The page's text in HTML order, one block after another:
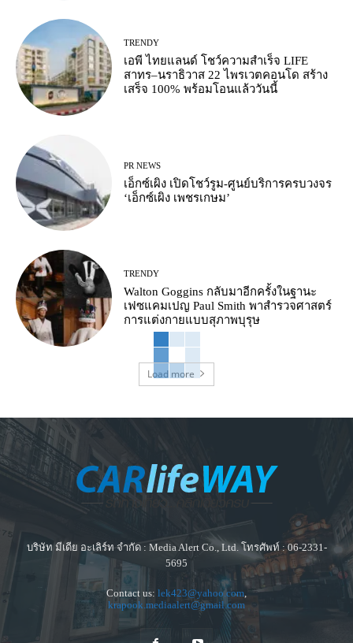
TRENDY
เอพี ไทยแลนด์ โชว์ความสำเร็จ LIFE
สาทร–นราธิวาส 22 ไพรเวตคอนโด สร้าง
เสร็จ 100% พร้อมโอนแล้ววันนี้
PR NEWS
เอ็กซ์เผิง เปิดโชว์รูม-ศูนย์บริการครบวงจร
‘เอ็กซ์เผิง เพชรเกษม’
TRENDY
Walton Goggins กลับมาอีกครั้งในฐานะ
เฟซแคมเปญ Paul Smith พาสำรวจศาสตร์
การแต่งกายแบบสุภาพบุรุษ
Load more
บริษัท มีเดีย อะเลิร์ท จำกัด : Media Alert Co., Ltd. โทรศัพท์ : 06-2331-
5695
Contact us: lek423@yahoo.com
krapook.mediaalert@gmail.com